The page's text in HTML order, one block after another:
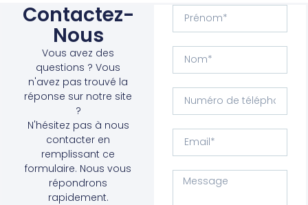
Contactez-
Nous
Vous avez des
questions ? Vous
n'avez pas trouvé la
réponse sur notre site
?
N'hésitez pas à nous
contacter en
remplissant ce
formulaire. Nous vous
répondrons
rapidement.